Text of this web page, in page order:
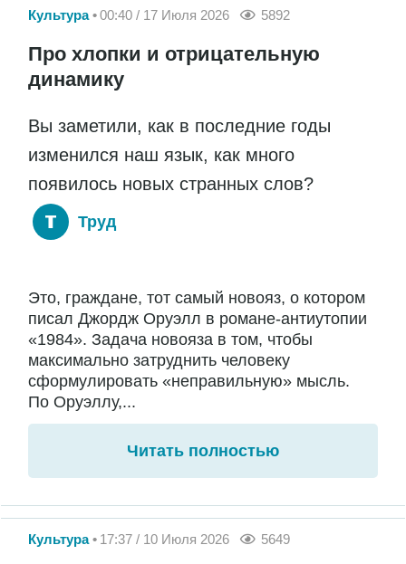
Культура 00:40 / 17 Июля 2026 5892
Про хлопки и отрицательную
динамику
Вы заметили, как в последние годы
изменился наш язык, как много
появилось новых странных слов?
Труд
Это, граждане, тот самый новояз, о котором
писал Джордж Оруэлл в романе-антиутопии
«1984». Задача новояза в том, чтобы
максимально затруднить человеку
сформулировать «неправильную» мысль.
По Оруэллу,...
Читать полностью
Культура 17:37 / 10 Июля 2026 5649